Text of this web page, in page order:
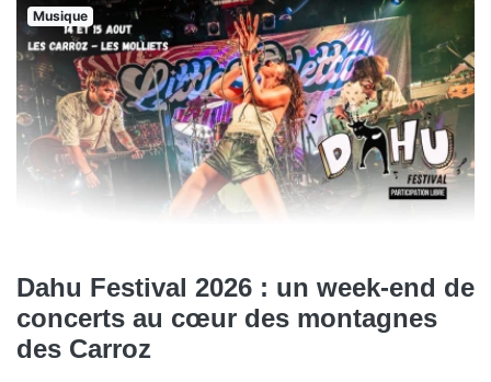
Musique
Dahu Festival 2026 : un week-end de
concerts au cœur des montagnes
des Carroz